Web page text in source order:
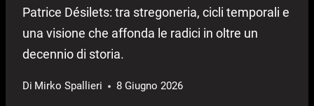
Patrice Désilets: tra stregoneria, cicli temporali e
una visione che affonda le radici in oltre un
decennio di storia.
Di Mirko Spallieri 8 Giugno 2026